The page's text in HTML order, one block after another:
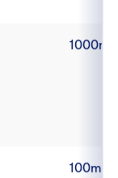
1000mg
100mg/